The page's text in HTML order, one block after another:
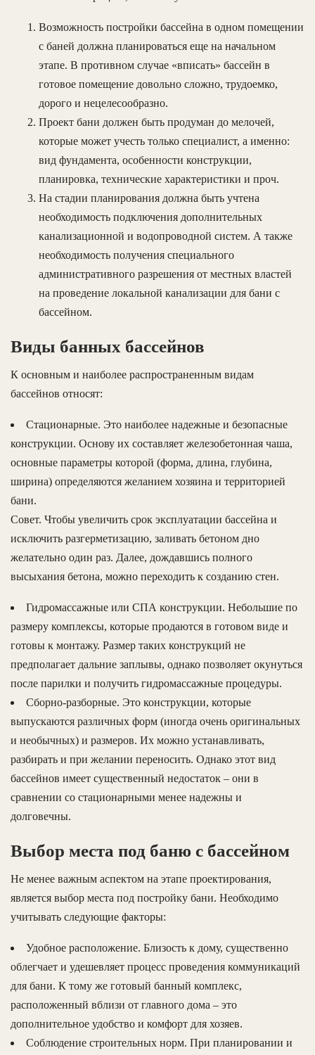
Возможность постройки бассейна в одном помещении
с баней должна планироваться еще на начальном
этапе. В противном случае «вписать» бассейн в
готовое помещение довольно сложно, трудоемко,
дорого и нецелесообразно.
Проект бани должен быть продуман до мелочей,
которые может учесть только специалист, а именно:
вид фундамента, особенности конструкции,
планировка, технические характеристики и проч.
На стадии планирования должна быть учтена
необходимость подключения дополнительных
канализационной и водопроводной систем. А также
необходимость получения специального
административного разрешения от местных властей
на проведение локальной канализации для бани с
бассейном.
Виды банных бассейнов
К основным и наиболее распространенным видам
бассейнов относят:
Стационарные. Это наиболее надежные и безопасные
конструкции. Основу их составляет железобетонная чаша,
основные параметры которой (форма, длина, глубина,
ширина) определяются желанием хозяина и территорией
бани.
Совет. Чтобы увеличить срок эксплуатации бассейна и
исключить разгерметизацию, заливать бетоном дно
желательно один раз. Далее, дождавшись полного
высыхания бетона, можно переходить к созданию стен.
Гидромассажные или СПА конструкции. Небольшие по
размеру комплексы, которые продаются в готовом виде и
готовы к монтажу. Размер таких конструкций не
предполагает дальние заплывы, однако позволяет окунуться
после парилки и получить гидромассажные процедуры.
Сборно-разборные. Это конструкции, которые
выпускаются различных форм (иногда очень оригинальных
и необычных) и размеров. Их можно устанавливать,
разбирать и при желании переносить. Однако этот вид
бассейнов имеет существенный недостаток – они в
сравнении со стационарными менее надежны и
долговечны.
Выбор места под баню с бассейном
Не менее важным аспектом на этапе проектирования,
является выбор места под постройку бани. Необходимо
учитывать следующие факторы:
Удобное расположение. Близость к дому, существенно
облегчает и удешевляет процесс проведения коммуникаций
для бани. К тому же готовый банный комплекс,
расположенный вблизи от главного дома – это
дополнительное удобство и комфорт для хозяев.
Соблюдение строительных норм. При планировании и